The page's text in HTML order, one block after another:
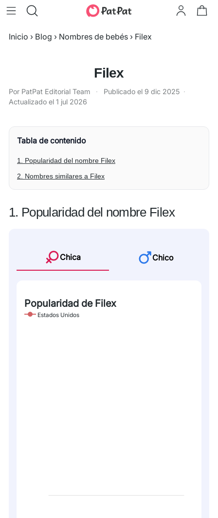
Inicio › Blog › Nombres de bebés › Filex
Filex
Por PatPat Editorial Team · Publicado el 9 dic 2025 ·
Actualizado el 1 jul 2026
Tabla de contenido
1. Popularidad del nombre Filex
2. Nombres similares a Filex
1. Popularidad del nombre Filex
Chica Chico
Popularidad de Filex
Estados Unidos